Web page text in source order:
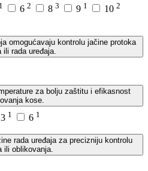
1 6 2 8 3 9 1 10 2
omogućavaju kontrolu jačine protoka
ili rada uređaja.
za bolju zaštitu i efikasnost
kose.
3 1 6 1
rada uređaja za precizniju kontrolu
ili oblikovanja.